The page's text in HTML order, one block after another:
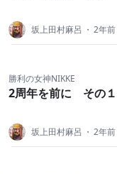
坂上田村麻呂 ・ 2年前
勝利の女神NIKKE
2周年を前に その１
坂上田村麻呂 ・ 2年前